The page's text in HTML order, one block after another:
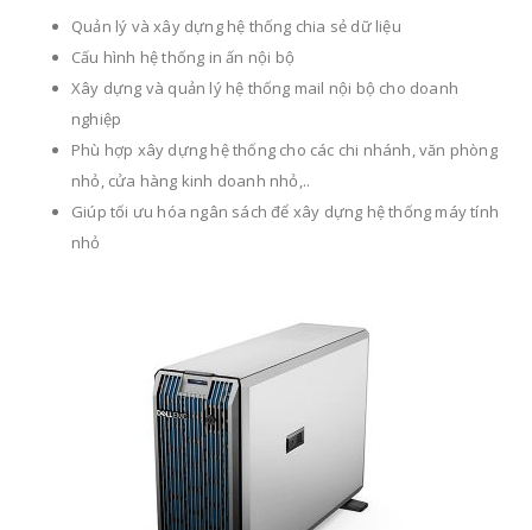
Quản lý và xây dựng hệ thống chia sẻ dữ liệu
Cấu hình hệ thống in ấn nội bộ
Xây dựng và quản lý hệ thống mail nội bộ cho doanh
nghiệp
Phù hợp xây dựng hệ thống cho các chi nhánh, văn phòng
nhỏ, cửa hàng kinh doanh nhỏ,..
Giúp tối ưu hóa ngân sách để xây dựng hệ thống máy tính
nhỏ